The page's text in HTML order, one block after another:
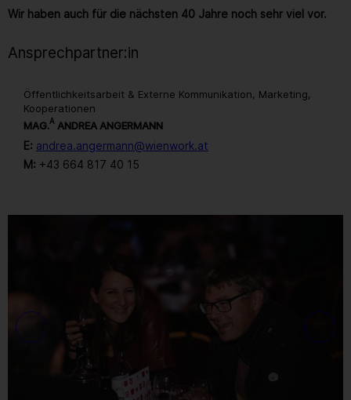
Wir haben auch für die nächsten 40 Jahre noch sehr viel vor.
Ansprechpartner:in
Öffentlichkeitsarbeit & Externe Kommunikation, Marketing,
Kooperationen
MAG.A ANDREA ANGERMANN
E: andrea.angermann@wienwork.at
M: +43 664 817 40 15